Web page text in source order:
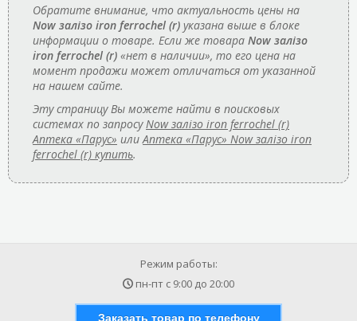
Обратите внимание, что актуальность цены на
Now залізо iron ferrochel (r) указана выше в блоке
информации о товаре. Если же товара Now залізо
iron ferrochel (r) «нет в наличии», то его цена на
момент продажи может отличаться от указанной
на нашем сайте.
Эту страницу Вы можете найти в поисковых
системах по запросуNow залізо iron ferrochel (r)
Аптека «Парус» илиАптека «Парус» Now залізо iron
ferrochel (r) купить.
Режим работы:
пн-пт с 9:00 до 20:00
Заказать товар по телефону